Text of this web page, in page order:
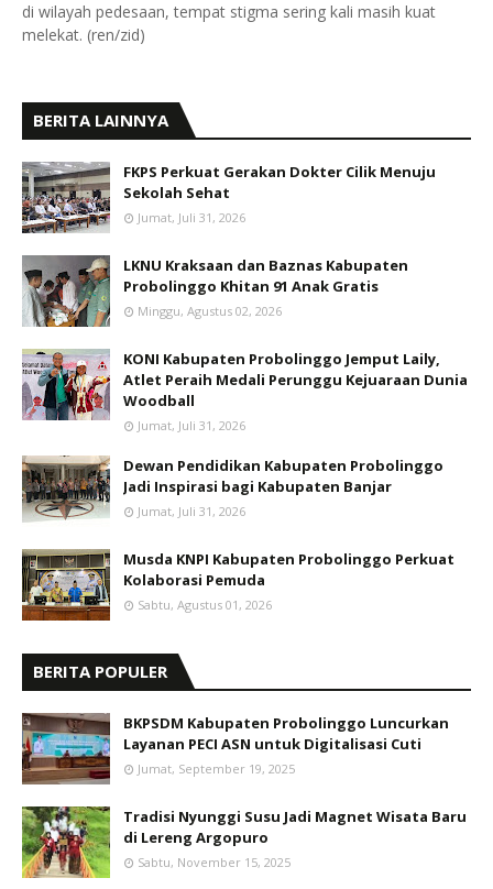
di wilayah pedesaan, tempat stigma sering kali masih kuat
melekat. (ren/zid)
BERITA LAINNYA
FKPS Perkuat Gerakan Dokter Cilik Menuju
Sekolah Sehat
Jumat, Juli 31, 2026
LKNU Kraksaan dan Baznas Kabupaten
Probolinggo Khitan 91 Anak Gratis
Minggu, Agustus 02, 2026
KONI Kabupaten Probolinggo Jemput Laily,
Atlet Peraih Medali Perunggu Kejuaraan Dunia
Woodball
Jumat, Juli 31, 2026
Dewan Pendidikan Kabupaten Probolinggo
Jadi Inspirasi bagi Kabupaten Banjar
Jumat, Juli 31, 2026
Musda KNPI Kabupaten Probolinggo Perkuat
Kolaborasi Pemuda
Sabtu, Agustus 01, 2026
BERITA POPULER
BKPSDM Kabupaten Probolinggo Luncurkan
Layanan PECI ASN untuk Digitalisasi Cuti
Jumat, September 19, 2025
Tradisi Nyunggi Susu Jadi Magnet Wisata Baru
di Lereng Argopuro
Sabtu, November 15, 2025